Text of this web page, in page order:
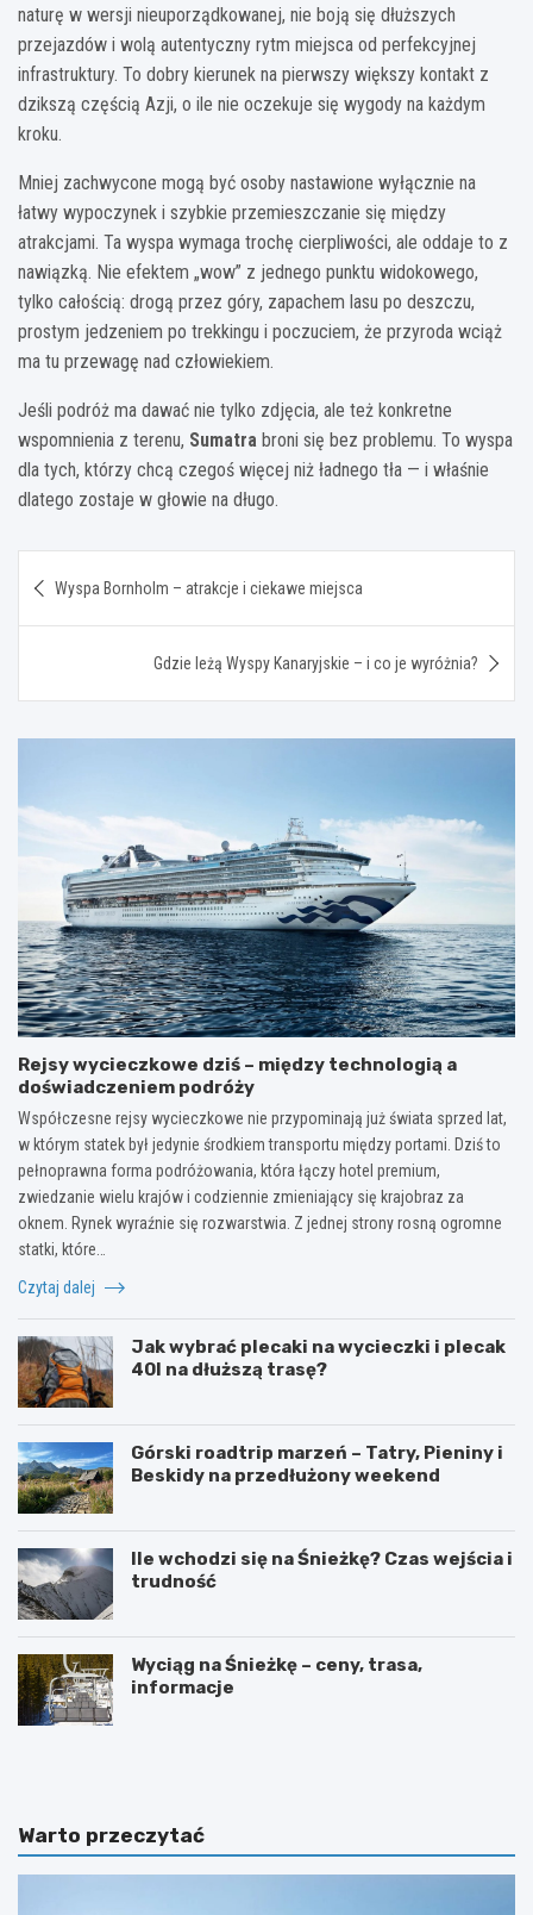
naturę w wersji nieuporządkowanej, nie boją się dłuższych
przejazdów i wolą autentyczny rytm miejsca od perfekcyjnej
infrastruktury. To dobry kierunek na pierwszy większy kontakt z
dzikszą częścią Azji, o ile nie oczekuje się wygody na każdym
kroku.
Mniej zachwycone mogą być osoby nastawione wyłącznie na
łatwy wypoczynek i szybkie przemieszczanie się między
atrakcjami. Ta wyspa wymaga trochę cierpliwości, ale oddaje to z
nawiązką. Nie efektem „wow” z jednego punktu widokowego,
tylko całością: drogą przez góry, zapachem lasu po deszczu,
prostym jedzeniem po trekkingu i poczuciem, że przyroda wciąż
ma tu przewagę nad człowiekiem.
Jeśli podróż ma dawać nie tylko zdjęcia, ale też konkretne
wspomnienia z terenu, Sumatra broni się bez problemu. To wyspa
dla tych, którzy chcą czegoś więcej niż ładnego tła — i właśnie
dlatego zostaje w głowie na długo.
wpisu
Wyspa Bornholm – atrakcje i ciekawe miejsca
Gdzie leżą Wyspy Kanaryjskie – i co je wyróżnia?
Rejsy wycieczkowe dziś – między technologią a
doświadczeniem podróży
Współczesne rejsy wycieczkowe nie przypominają już świata sprzed lat,
w którym statek był jedynie środkiem transportu między portami. Dziś to
pełnoprawna forma podróżowania, która łączy hotel premium,
zwiedzanie wielu krajów i codziennie zmieniający się krajobraz za
oknem. Rynek wyraźnie się rozwarstwia. Z jednej strony rosną ogromne
statki, które…
Czytaj dalej
Jak wybrać plecaki na wycieczki i plecak
40l na dłuższą trasę?
Górski roadtrip marzeń – Tatry, Pieniny i
Beskidy na przedłużony weekend
Ile wchodzi się na Śnieżkę? Czas wejścia i
trudność
Wyciąg na Śnieżkę – ceny, trasa,
informacje
W
O
w
c
O
b
o
t
Warto przeczytać